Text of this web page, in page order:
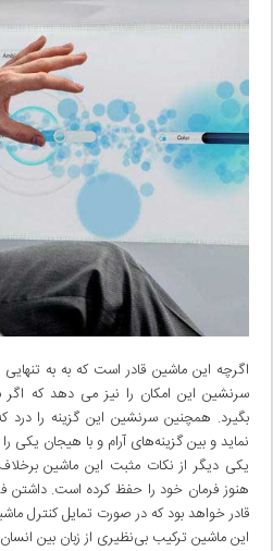
اگرچه این ماشین قادر است که به به
سرنشین این امکان را نیز می دهد که اگر
بگیرد. همچنین سرنشین این گزینه را درد
نماید و بین گزینه‌های آرام و با هیجان یکی‌
هنوز فرمان خود را حفظ کرده است.
قادر خواهد بود که در صورت تمایل کنترل
این ماشین ترکیب بی‌نظیری از زبان بین